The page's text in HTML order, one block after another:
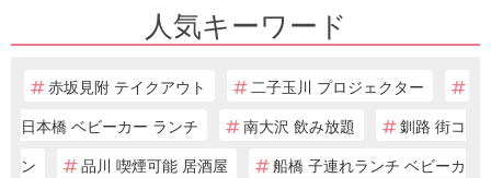
人気キーワード
赤坂見附 テイクアウト
二子玉川 プロジェクター
日本橋 ベビーカー ランチ
南大沢 飲み放題
釧路 街コ
ン
品川 喫煙可能 居酒屋
船橋 子連れランチ ベビーカ